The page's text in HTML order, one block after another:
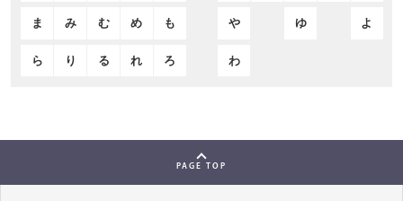
ま み む め も や ゆ よ
ら り る れ ろ わ
PAGE TOP